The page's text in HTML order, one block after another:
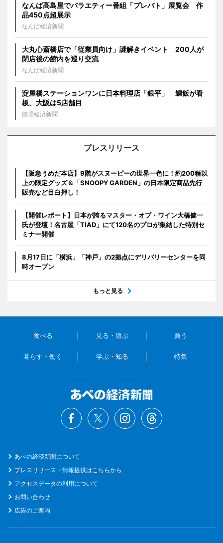
なんば高島屋でバラエティー番組「プレバト」展覧会 作
品450点超展示
なんば経済新聞
大丸心斎橋店で「従業員向け」謎解きイベント 200人が
閉店後の館内を巡り交流
なんば経済新聞
淀屋橋ステーションワンに日本料理店「銀平」 鯛飯が看
板、大阪は5店舗目
船場経済新聞
プレスリリース
【阪急うめだ本店】9階がスヌーピーの世界一色に！約200種以
上の限定グッズ＆「SNOOPY GARDEN」の日本限定商品先行
販売など目白押し！
【開催レポート】日本が誇るマスター・オブ・ワイン大橋健一
氏が登壇！名古屋「TIAD」にて120名のプロが集結した特別セ
ミナー開催
8月17日に「横浜」「神戸」の2拠点にデリバリーセンターを同
時オープン
もっと見る
食べる 見る・遊ぶ 買う
暮らす・働く 学ぶ・知る 特集
あべの経済新聞について
プレスリリース・情報提供はこちらから
アクセスデータの利用について
お問い合わせ
広告のご案内